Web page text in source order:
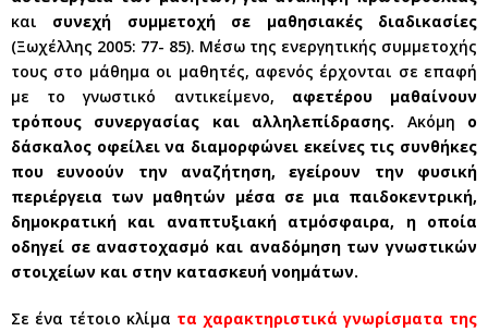
και συνεχή συμμετοχή σε μαθησιακές διαδικασίες
(Ξωχέλλης 2005: 77- 85). Μέσω της ενεργητικής συμμετοχής
τους στο μάθημα οι μαθητές, αφενός έρχονται σε επαφή
με το γνωστικό αντικείμενο, αφετέρου μαθαίνουν
τρόπους συνεργασίας και αλληλεπίδρασης. Ακόμη ο
δάσκαλος οφείλει να διαμορφώνει εκείνες τις συνθήκες
που ευνοούν την αναζήτηση, εγείρουν την φυσική
περιέργεια των μαθητών μέσα σε μια παιδοκεντρική,
δημοκρατική και αναπτυξιακή ατμόσφαιρα, η οποία
οδηγεί σε αναστοχασμό και αναδόμηση των γνωστικών
στοιχείων και στην κατασκευή νοημάτων.
Σε ένα τέτοιο κλίμα τα χαρακτηριστικά γνωρίσματα της